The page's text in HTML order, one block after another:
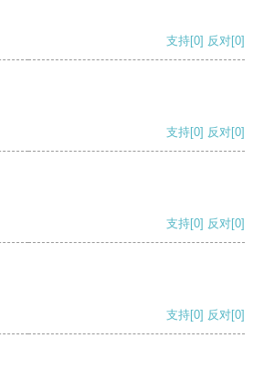
支持[0] 反对[0]
支持[0] 反对[0]
支持[0] 反对[0]
支持[0] 反对[0]